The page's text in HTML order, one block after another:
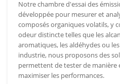
Notre chambre d'essai des
développée pour mesurer et
composés organiques volatils, y
odeur distincte telles que les
aromatiques, les aldéhydes ou
industrie, nous proposons des
permettent de tester de manière
maximiser les performances.